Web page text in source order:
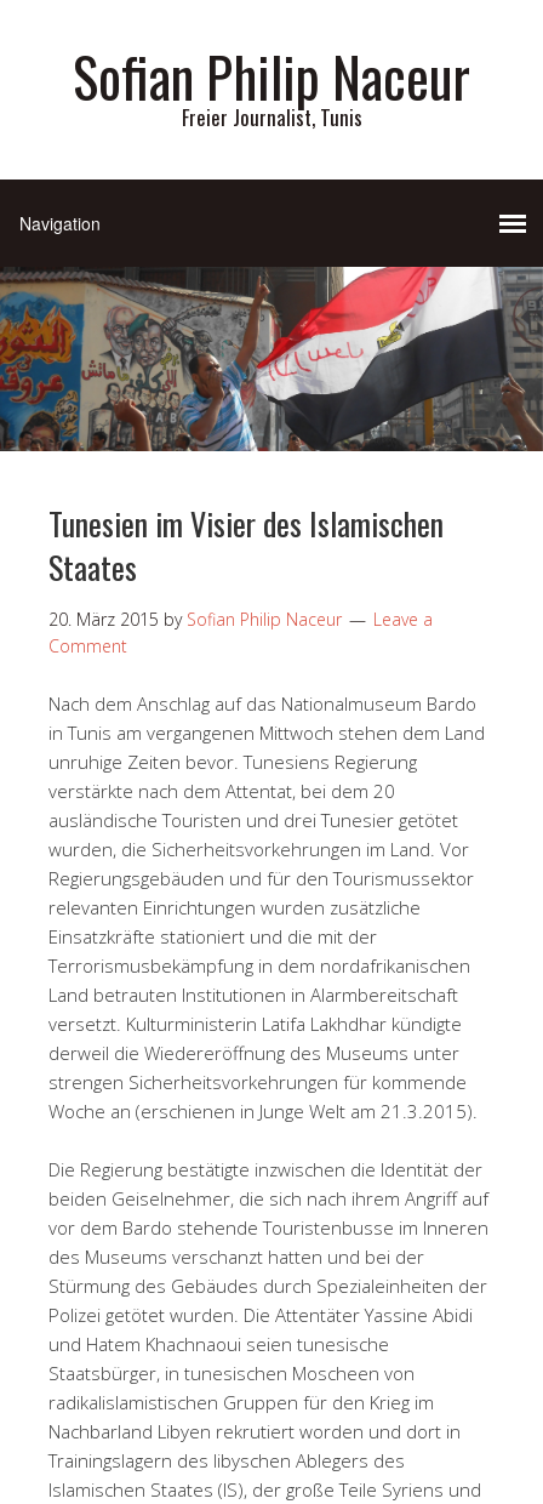
Sofian Philip Naceur
Freier Journalist, Tunis
Tunesien im Visier des Islamischen
Staates
20. März 2015 by Sofian Philip Naceur
Leave a
Comment
Nach dem Anschlag auf das Nationalmuseum Bardo
in Tunis am vergangenen Mittwoch stehen dem Land
unruhige Zeiten bevor. Tunesiens Regierung
verstärkte nach dem Attentat, bei dem 20
ausländische Touristen und drei Tunesier getötet
wurden, die Sicherheitsvorkehrungen im Land. Vor
Regierungsgebäuden und für den Tourismussektor
relevanten Einrichtungen wurden zusätzliche
Einsatzkräfte stationiert und die mit der
Terrorismusbekämpfung in dem nordafrikanischen
Land betrauten Institutionen in Alarmbereitschaft
versetzt. Kulturministerin Latifa Lakhdhar kündigte
derweil die Wiedereröffnung des Museums unter
strengen Sicherheitsvorkehrungen für kommende
Woche an (erschienen in Junge Welt am 21.3.2015).
Die Regierung bestätigte inzwischen die Identität der
beiden Geiselnehmer, die sich nach ihrem Angriff auf
vor dem Bardo stehende Touristenbusse im Inneren
des Museums verschanzt hatten und bei der
Stürmung des Gebäudes durch Spezialeinheiten der
Polizei getötet wurden. Die Attentäter Yassine Abidi
und Hatem Khachnaoui seien tunesische
Staatsbürger, in tunesischen Moscheen von
radikalislamistischen Gruppen für den Krieg im
Nachbarland Libyen rekrutiert worden und dort in
Trainingslagern des libyschen Ablegers des
Islamischen Staates (IS), der große Teile Syriens und